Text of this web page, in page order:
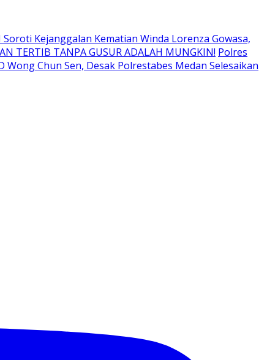
Soroti Kejanggalan Kematian Winda Lorenza Gowasa,
TERTIB TANPA GUSUR ADALAH MUNGKIN! Polres
Wong Chun Sen, Desak Polrestabes Medan Selesaikan